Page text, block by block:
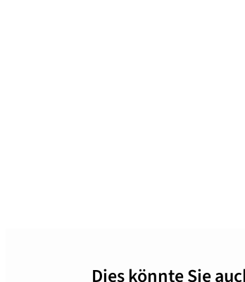
Dies könnte Sie